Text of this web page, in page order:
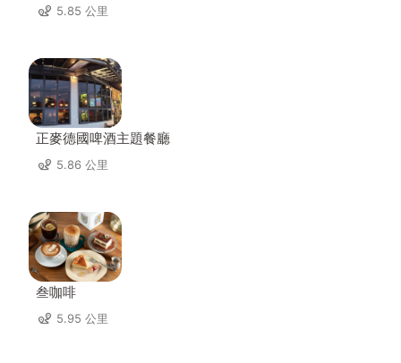
5.85 公里
正麥德國啤酒主題餐廳
5.86 公里
叁咖啡
5.95 公里